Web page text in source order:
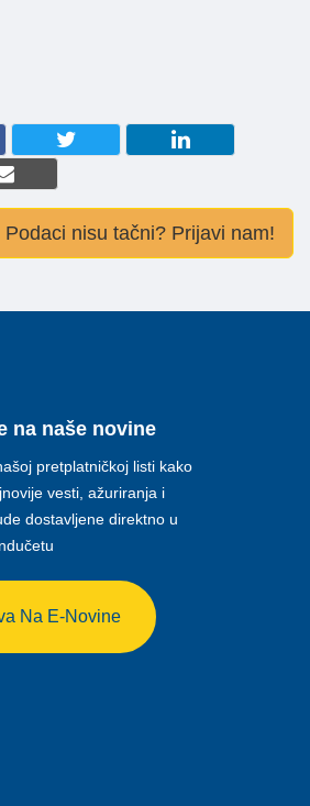
Podaci nisu tačni? Prijavi nam!
na naše novine
pretplatničkoj listi kako
vesti, ažuriranja i
dostavljene direktno u
Na E-Novine